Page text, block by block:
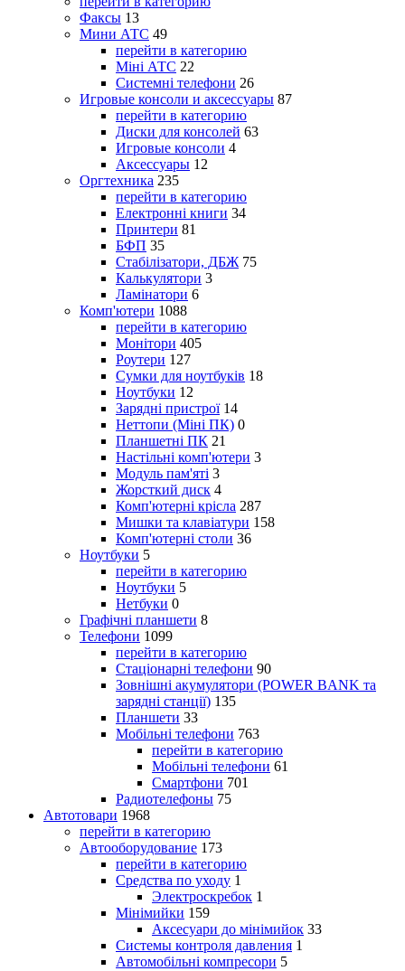
Факсы 13
Мини АТС 49
перейти в категорию
Міні АТС 22
Системні телефони 26
Игровые консоли и аксессуары 87
перейти в категорию
Диски для консолей 63
Игровые консоли 4
Аксессуары 12
Оргтехника 235
перейти в категорию
Електронні книги 34
Принтери 81
БФП 35
Стабілізатори, ДБЖ 75
Калькулятори 3
Ламінатори 6
Комп'ютери 1088
перейти в категорию
Монітори 405
Роутери 127
Сумки для ноутбуків 18
Ноутбуки 12
Зарядні пристрої 14
Неттопи (Міні ПК) 0
Планшетні ПК 21
Настільні комп'ютери 3
Модуль пам'яті 3
Жорсткий диск 4
Комп'ютерні крісла 287
Мишки та клавіатури 158
Комп'ютерні столи 36
Ноутбуки 5
перейти в категорию
Ноутбуки 5
Нетбуки 0
Графічні планшети 8
Телефони 1099
перейти в категорию
Стаціонарні телефони 90
Зовнішні акумулятори (POWER BANK та
зарядні станції) 135
Планшети 33
Мобільні телефони 763
перейти в категорию
Мобільні телефони 61
Смартфони 701
Радиотелефоны 75
Автотовари 1968
перейти в категорию
Автооборудование 173
перейти в категорию
Средства по уходу 1
Электроскребок 1
Мінімийки 159
Аксесуари до мінімийок 33
Системы контроля давления 1
Автомобільні компресори 5